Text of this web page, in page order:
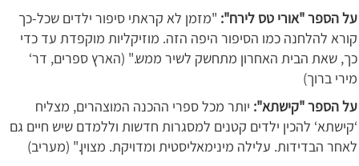
על הספר "אורי טס לירח": "מזמן לא קראתי סיפור ילדים שכל-כך
קורא להלחנה כמו הסיפור היפה הזה. מוזיקליות מוקפדת עד כדי
כך, שאת הבית האחרון מתחשק לשיר ממש." (הארץ ספרים, דר‘
מירי ברוך)
על הספר "קישתא": יותר מכל ספרי ההכנה המוצהרים, מצליח
‘קישתא‘ להכין ילדים קטנים למסגרות חדשות וללמדם שיש חיים גם
לאחר הבדידות. עלילה מינימאליסטית ומדויקת. מצוין." (מעריב)